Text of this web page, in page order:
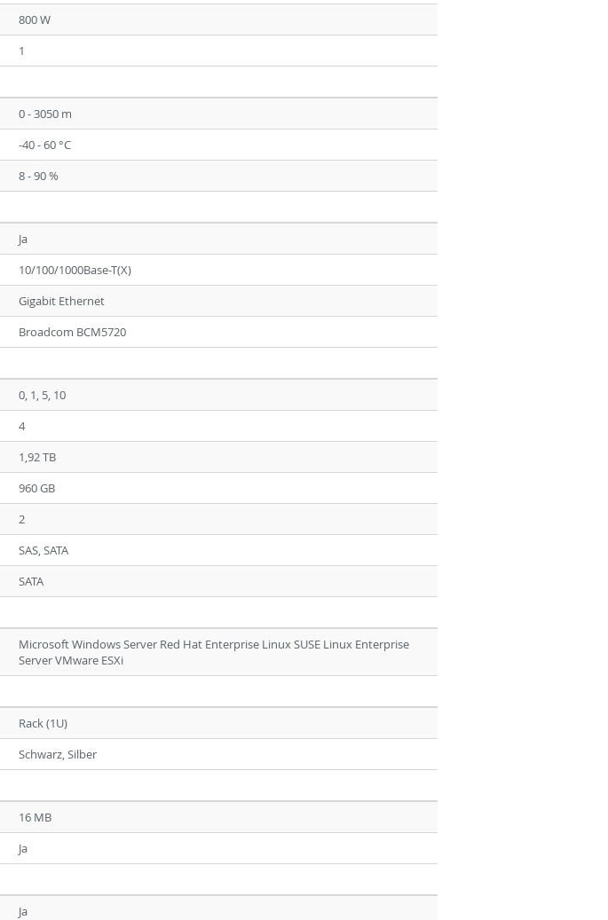
800 W
1
0 - 3050 m
-40 - 60 °C
8 - 90 %
Ja
10/100/1000Base-T(X)
Gigabit Ethernet
Broadcom BCM5720
0, 1, 5, 10
4
1,92 TB
960 GB
2
SAS, SATA
SATA
Microsoft Windows Server Red Hat Enterprise Linux SUSE Linux Enterprise
Server VMware ESXi
Rack (1U)
Schwarz, Silber
16 MB
Ja
Ja